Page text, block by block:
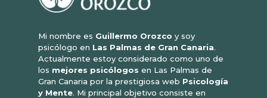
Mi nombre es Guillermo Orozco y soy
psicólogo en Las Palmas de Gran Canaria.
Actualmente estoy considerado como uno de
los mejores psicólogos en Las Palmas de
Gran Canaria por la prestigiosa web Psicología
y Mente. Mi principal objetivo consiste en